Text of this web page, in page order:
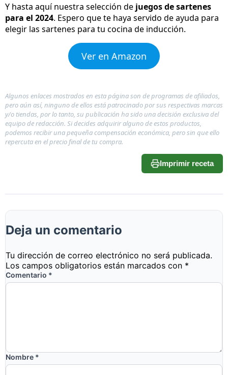
Y hasta aquí nuestra selección de juegos de sartenes
para el 2024. Espero que te haya servido de ayuda para
elegir las sartenes para tu cocina de inducción.
Ver en Amazon
Algunos enlaces mostrados en esta página son de programas de afiliados,
pero aún así, ninguno de ellos está patrocinado por sus respectivas marcas
y/o tiendas, por lo tanto, su publicación ha sido una decisión exclusiva del
equipo de redacción. Si decides adquirir alguno de estos productos,
podemos recibir una pequeña compensación económica, pero sin que ello
repercuta en el precio final de tu compra.
Imprimir receta
Deja un comentario
Tu dirección de correo electrónico no será publicada.
Los campos obligatorios están marcados con *
Comentario *
Nombre *